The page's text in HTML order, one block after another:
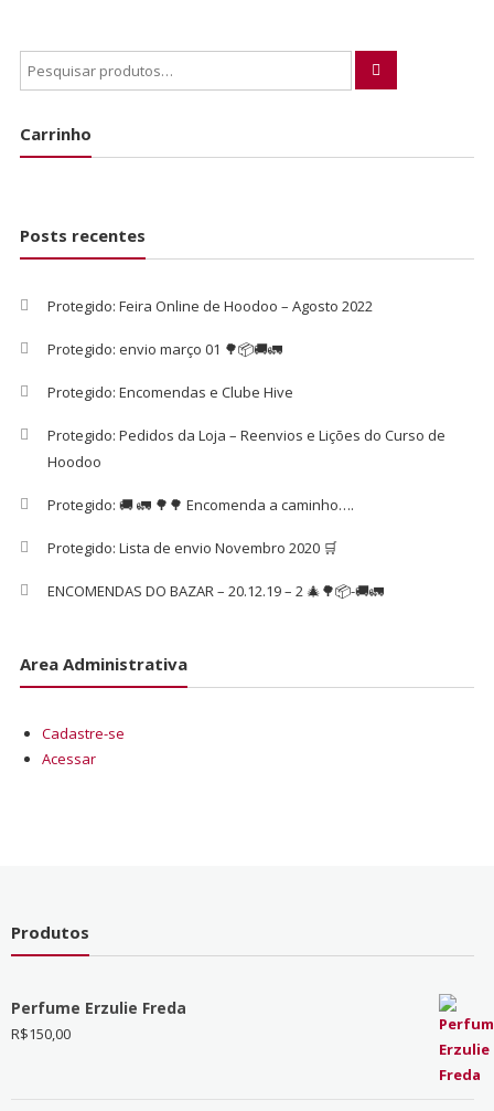
Carrinho
Posts recentes
Protegido: Feira Online de Hoodoo – Agosto 2022
Protegido: envio março 01 🌳📦🚚🚛
Protegido: Encomendas e Clube Hive
Protegido: Pedidos da Loja – Reenvios e Lições do Curso de
Hoodoo
Protegido: 🚚 🚛 🌳🌳 Encomenda a caminho….
Protegido: Lista de envio Novembro 2020 🛒
ENCOMENDAS DO BAZAR – 20.12.19 – 2 🎄🌳📦-🚚🚛
Area Administrativa
Cadastre-se
Acessar
Produtos
Perfume Erzulie Freda
R$150,00